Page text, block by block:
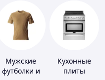
Мужские
футболки и
Кухонные
плиты